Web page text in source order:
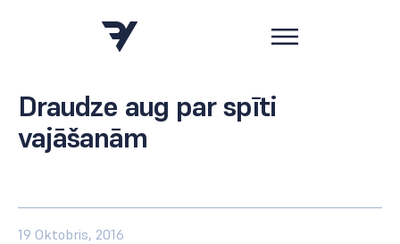
Draudze aug par spīti
vajāšanām
19 Oktobris, 2016